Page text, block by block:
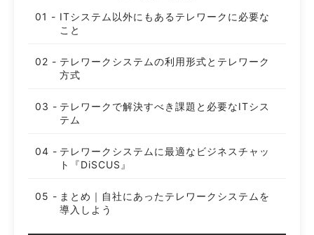
ITシステム以外にもあるテレワークに必要な
こと
テレワークシステムの利用形式とテレワーク
方式
テレワークで解決すべき課題と必要なITシス
テム
テレワークシステムに最適なビジネスチャッ
ト『DiSCUS』
まとめ｜自社にあったテレワークシステムを
導入しよう